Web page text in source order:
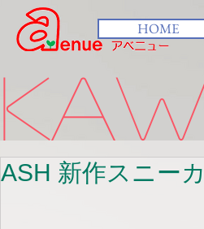
HOME
ASH 新作スニー